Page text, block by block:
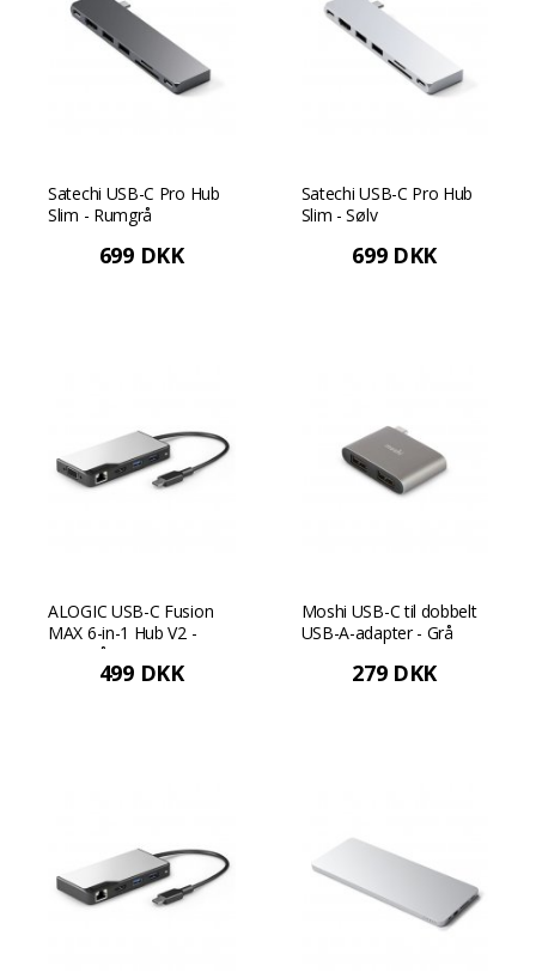
Satechi USB-C Pro Hub
Slim - Rumgrå
699 DKK
Satechi USB-C Pro Hub
Slim - Sølv
699 DKK
ALOGIC USB-C Fusion
MAX 6-in-1 Hub V2 -
Rumgrå
499 DKK
Moshi USB-C til dobbelt
USB-A-adapter - Grå
279 DKK